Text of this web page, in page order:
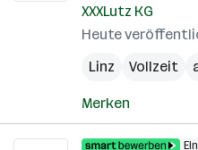
XXXLutz KG
Heute
Linz
Vollzeit
Merken